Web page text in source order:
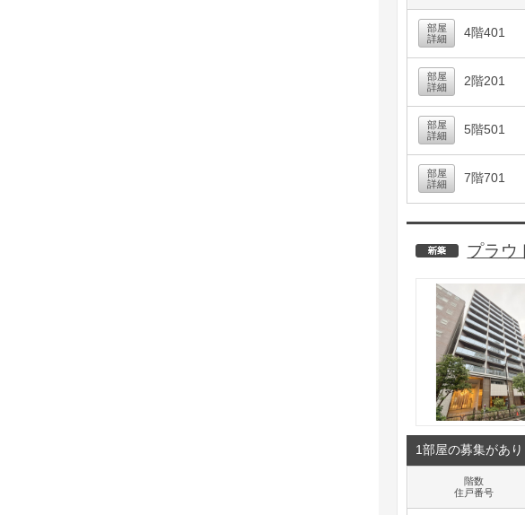
部屋
詳細
4階401
部屋
詳細
2階201
部屋
詳細
5階501
部屋
詳細
7階701
新築
プラウ
1部屋の募集があ
階数
住戸番号